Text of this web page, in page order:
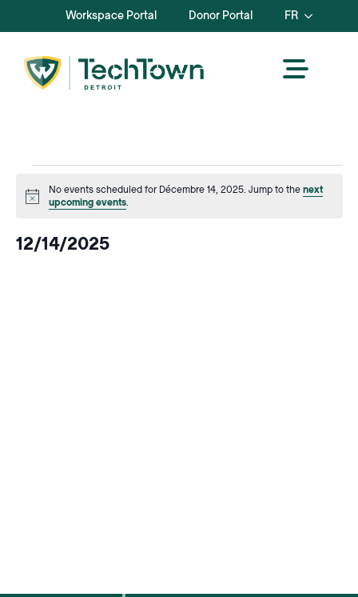
Workspace Portal Donor Portal FR
Events
for
Avis
No events scheduled for Décembre 14, 2025. Jump to thenext
upcoming events.
12/14/2025